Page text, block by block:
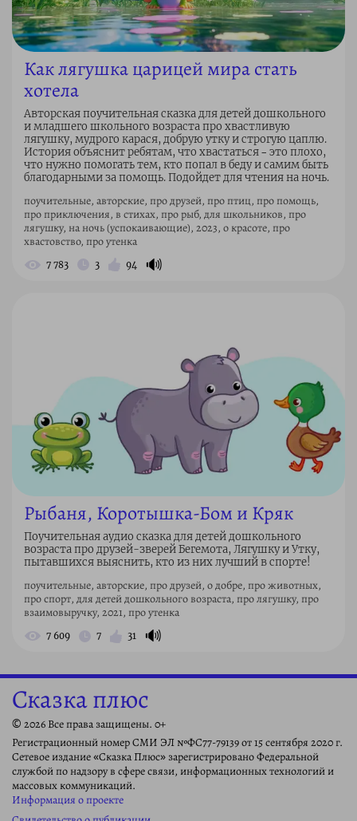
Как лягушка царицей мира стать
хотела
Авторская поучительная сказка для детей дошкольного
и младшего школьного возраста про хвастливую
лягушку, мудрого карася, добрую утку и строгую цаплю.
История объяснит ребятам, что хвастаться – это плохо,
что нужно помогать тем, кто попал в беду и самим быть
благодарными за помощь. Подойдет для чтения на ночь.
поучительные, авторские, про друзей, про птиц, про помощь,
про приключения, в стихах, про рыб, для школьников, про
лягушку, на ночь (успокаивающие), 2023, о красоте, про
хвастовство, про утенка
7 783 3 94 🔊
Рыбаня, Коротышка-Бом и Кряк
Поучительная аудио сказка для детей дошкольного
возраста про друзей-зверей Бегемота, Лягушку и Утку,
пытавшихся выяснить, кто из них лучший в спорте!
поучительные, авторские, про друзей, о добре, про животных,
про спорт, для детей дошкольного возраста, про лягушку, про
взаимовыручку, 2021, про утенка
7 609 7 31 🔊
Сказка плюс
© 2026 Все права защищены. 0+
Регистрационный номер СМИ ЭЛ №ФС77-79139 от 15 сентября 2020 г.
Сетевое издание «Сказка Плюс» зарегистрировано Федеральной
службой по надзору в сфере связи, информационных технологий и
массовых коммуникаций.
Информация о проекте